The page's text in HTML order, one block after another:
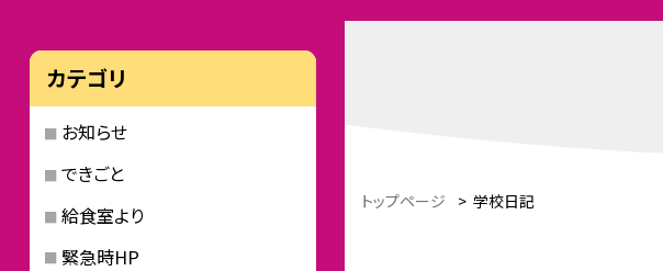
トップページ > 学校日記
カテゴリ
お知らせ
できごと
給食室より
緊急時HP